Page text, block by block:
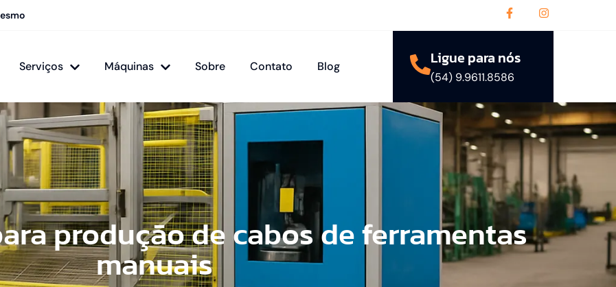
Serviços Máquinas Sobre Contato Blog Ligue para nós
(54) 9.9611.8586
produção de cabos de ferramentas
manuais